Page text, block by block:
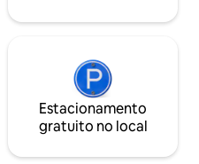
que
Estacionamento
gratuito no local